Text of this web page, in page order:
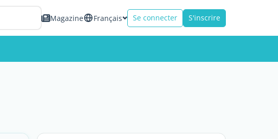
Magazine Français Se connecter S'inscrire